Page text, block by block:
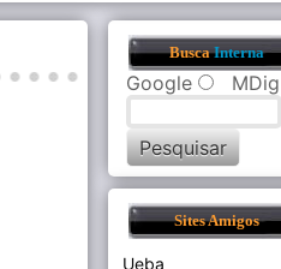
BuscaInterna
Google MDig
Sites Amigos
Ueba